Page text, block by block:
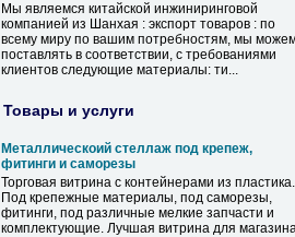
Мы являемся китайской инжиниринговой
компанией из Шанхая : экспорт товаров : по
всему миру по вашим потребностям, мы
поставлять в соответствии, с требованиями
клиентов следующие материалы: ти...
Товары и услуги
Металлическоий стеллаж под крепеж,
фитинги и саморезы
Торговая витрина с контейнерами из пластика.
Под крепежные материалы, под саморезы,
фитинги, под различные мелкие запчасти и
комплектующие. Лучшая витрина для